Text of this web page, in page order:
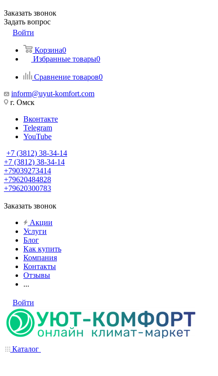
Заказать звонок
Задать вопрос
Войти
Корзина0
Избранные товары0
Сравнение товаров0
inform@uyut-komfort.com
г. Омск
Вконтакте
Telegram
YouTube
+7 (3812) 38-34-14
+7 (3812) 38-34-14
+79039273414
+79620484828
+79620300783
Заказать звонок
Акции
Услуги
Блог
Как купить
Компания
Контакты
Отзывы
...
Войти
Каталог